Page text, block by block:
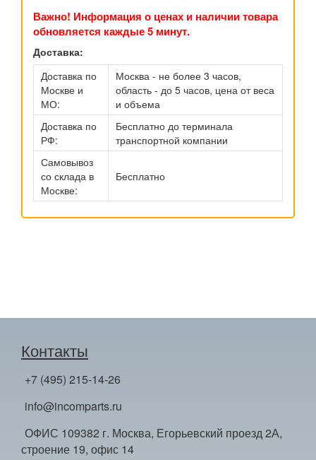
Важно! Информация о ценах и наличии товара
обновляется каждые 5 минут.
Доставка:
Доставка по
Москве и
МО:
Москва - не более 3 часов,
область - до 5 часов, цена от веса
и объема
Доставка по
РФ:
Бесплатно до терминала
транспортной компании
Самовывоз
со склада в
Москве:
Бесплатно
Контакты
+7 (495) 215-14-26
info@incomparts.ru
ОФИС 109382 г. Москва, Егорьевский проезд 2А,
строение 19, офис 14